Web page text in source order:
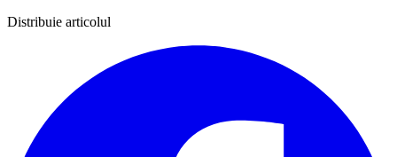
Distribuie articolul